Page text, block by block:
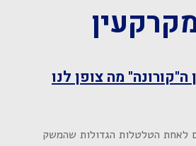
מה צופן לנו
לאחת הטלטלות הגדולות שהמשק